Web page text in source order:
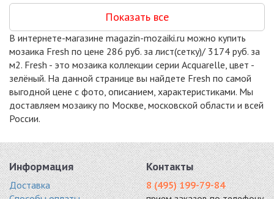
CH4023PM
2168 руб. / кв.м.
CH4002PM
стекло 300x300
2168 руб. / кв.м.
CH4025
2168 руб. / кв.м.
DAO-105-48-4
2491 руб. / кв.м.
2491 руб. / кв.м.
2491 руб. / кв.м.
-15% -15% -15%
Показать все
В интернете-магазине magazin-mozaiki.ru можно купить
мозаика Fresh по цене 286 руб. за лист(сетку)/ 3174 руб. за
м2. Fresh - это мозаика коллекции серии Acquarelle, цвет -
зелёный. На данной странице вы найдете Fresh по самой
выгодной цене с фото, описанием, характеристиками. Мы
доставляем мозаику по Москве, московской области и всей
России.
Информация
Доставка
Контакты
8 (495) 199-79-84